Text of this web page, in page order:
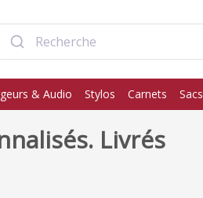
& Audio Stylos Carnets Sacs
Livrés